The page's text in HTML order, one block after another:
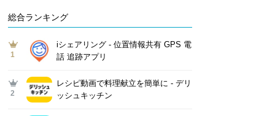
総合ランキング
1
iシェアリング - 位置情報共有 GPS 電
話 追跡アプリ
2
レシピ動画で料理献立を簡単‪に - デリ
ッシュキッチン